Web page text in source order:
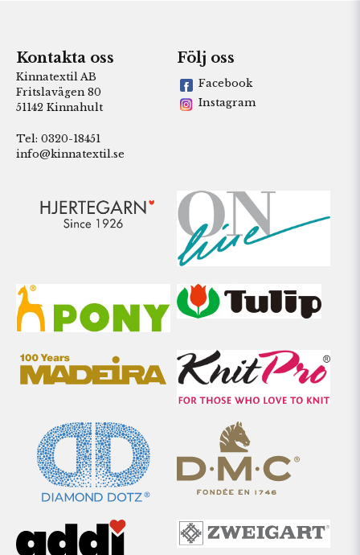
Kontakta oss
Kinnatextil AB
Fritslavägen 80
51142 Kinnahult
Tel: 0320-18451
info@kinnatextil.se
Följ oss
Facebook
Instagram